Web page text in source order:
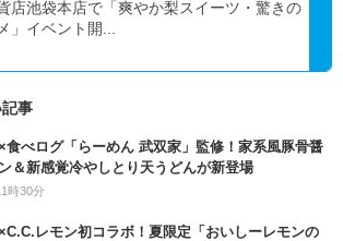
店池袋本店で「爽やか梨スイーツ・驚きの
」イベント開...
事
食べログ「らーめん 武双家」監修！家系風豚骨醤
＆新感覚冷やしとり天うどんが新登場
時30分
レモン初コラボ！夏限定「おいしーレモンの